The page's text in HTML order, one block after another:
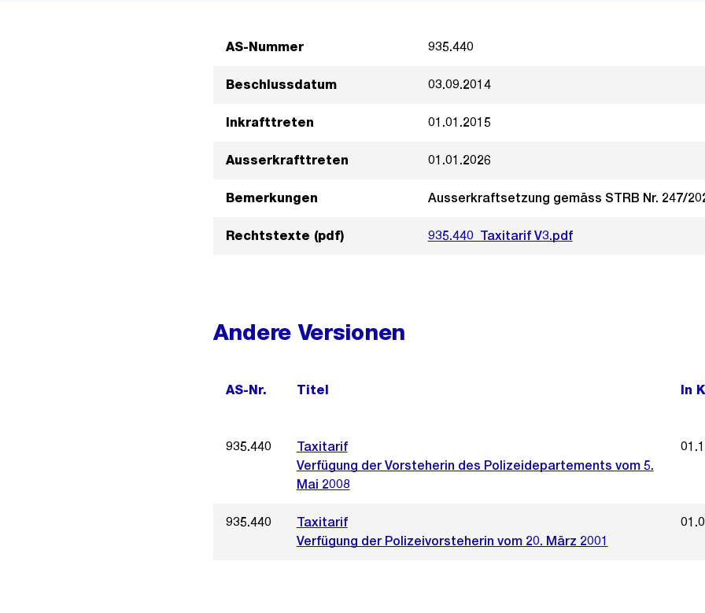
AS-Nummer 935.440
Beschlussdatum 03.09.2014
Inkrafttreten 01.01.2015
Ausserkrafttreten 01.01.2026
Bemerkungen Ausserkraftsetzung gemäss STRB Nr. 247/
Rechtstexte (pdf) 935.440_Taxitarif V3.pdf
Andere Versionen
AS-Nr. Titel In
935.440
Taxitarif
Verfügung der Vorsteherin des Polizeidepartements vom 5.
Mai 2008
935.440
Taxitarif
Verfügung der Polizeivorsteherin vom 20. März 2001